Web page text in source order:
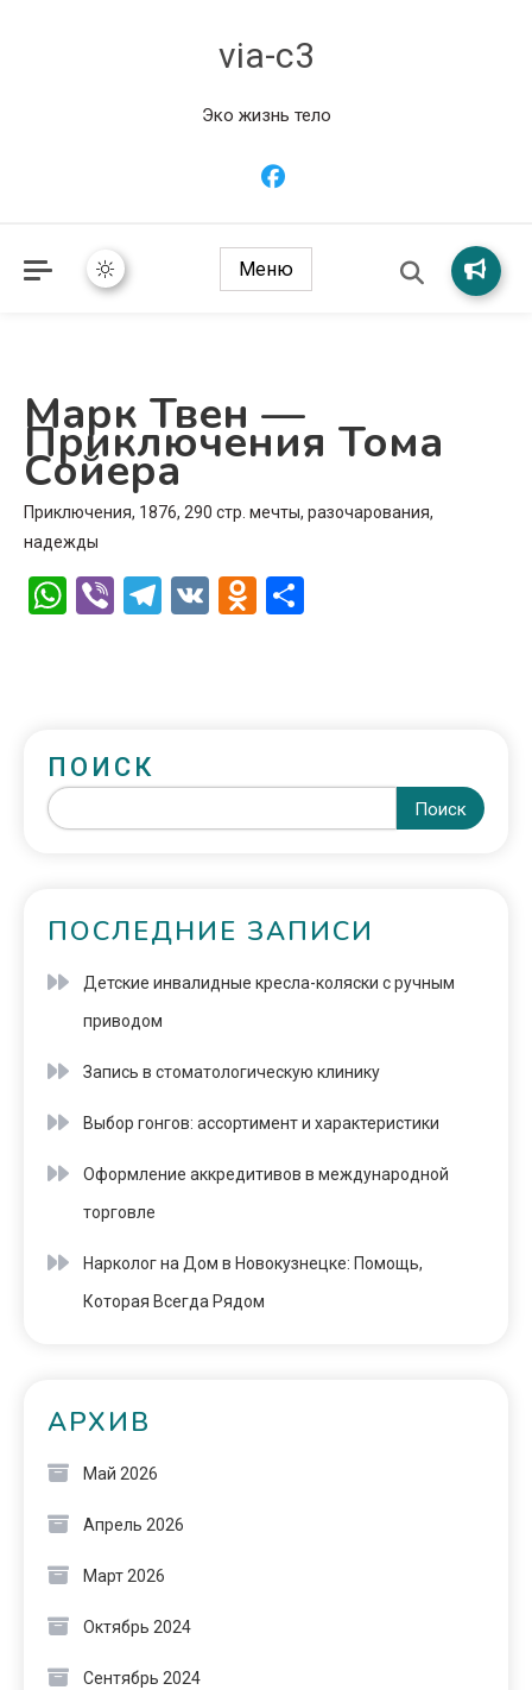
via-c3
Эко жизнь тело
Меню
Марк Твен —
Приключения Тома
Сойера
Приключения, 1876, 290 стр. мечты, разочарования,
надежды
WhatsApp
ViberTelegram
VK Odnoklassniki
ПОИСК
Поиск
ПОСЛЕДНИЕ ЗАПИСИ
Детские инвалидные кресла-коляски с ручным
приводом
Запись в стоматологическую клинику
Выбор гонгов: ассортимент и характеристики
Оформление аккредитивов в международной
торговле
Нарколог на Дом в Новокузнецке: Помощь,
Которая Всегда Рядом
АРХИВ
Май 2026
Апрель 2026
Март 2026
Октябрь 2024
Сентябрь 2024